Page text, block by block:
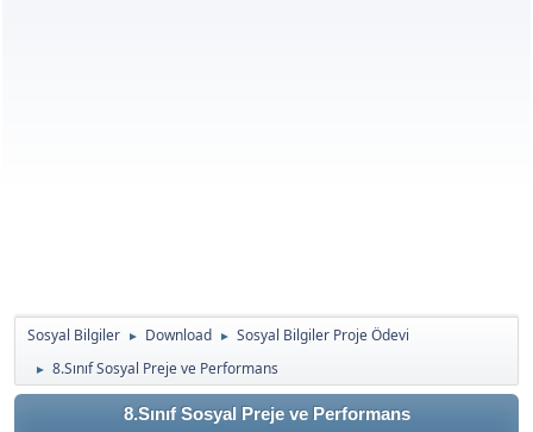
Sosyal Bilgiler ► Download ► Sosyal Bilgiler Proje Ödevi
► 8.Sınıf Sosyal Preje ve Performans
8.Sınıf Sosyal Preje ve Performans